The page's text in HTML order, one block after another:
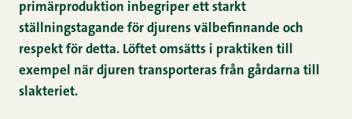
primärproduktion inbegriper ett starkt
ställningstagande för djurens välbefinnande och
respekt för detta. Löftet omsätts i praktiken till
exempel när djuren transporteras från gårdarna till
slakteriet.